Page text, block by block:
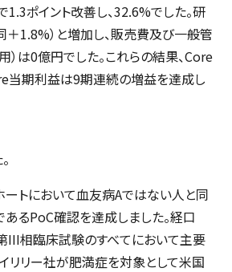
ポイント改善し、32.6%でした。研
1.8%）と増加し、販売費及び一般管
は0億円でした。これらの結果、Core
当期利益は9期連続の増益を達成し
トにおいて血友病Aではない人と同
あるPoC確認を達成しました。経口
III相臨床試験のすべてにおいて主要
リリー社が肥満症を対象として米国